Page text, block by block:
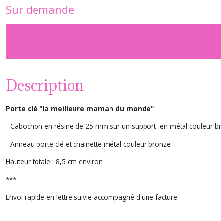
Sur demande
Description
Porte clé "la meilleure maman du monde"
- Cabochon en résine de 25 mm sur un support en métal couleur
- Anneau porte clé et chainette métal couleur bronze
Hauteur totale : 8,5 cm environ
***
Envoi rapide en lettre suivie accompagné d'une facture